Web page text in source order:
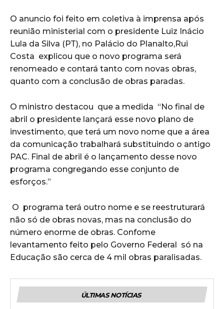
O anuncio foi feito em coletiva à imprensa após
reunião ministerial com o presidente Luiz Inácio
Lula da Silva (PT), no Palácio do Planalto,Rui
Costa explicou que o novo programa será
renomeado e contará tanto com novas obras,
quanto com a conclusão de obras paradas.
O ministro destacou que a medida “No final de
abril o presidente lançará esse novo plano de
investimento, que terá um novo nome que a área
da comunicação trabalhará substituindo o antigo
PAC. Final de abril é o lançamento desse novo
programa congregando esse conjunto de
esforços.”
O programa terá outro nome e se reestruturará
não só de obras novas, mas na conclusão do
número enorme de obras. Confome
levantamento feito pelo Governo Federal só na
Educação são cerca de 4 mil obras paralisadas.
ÚLTIMAS NOTÍCIAS